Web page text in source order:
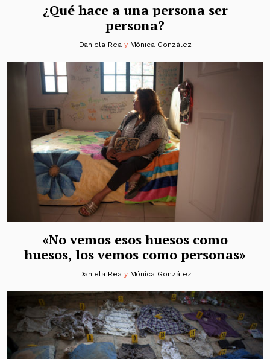
¿Qué hace a una persona ser
persona?
Daniela Rea y Mónica González
«No vemos esos huesos como
huesos, los vemos como personas»
Daniela Rea y Mónica González